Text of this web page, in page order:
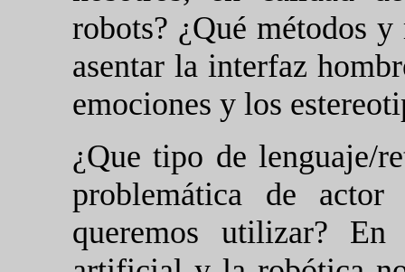
robots? ¿Qué métodos
asentar la interfaz
emociones y los
¿Que tipo de lenguaje/
problemática de
queremos utilizar?